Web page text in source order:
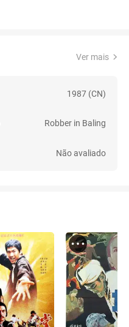
Ver mais
1987 (CN)
Robber in Baling
Não avaliado